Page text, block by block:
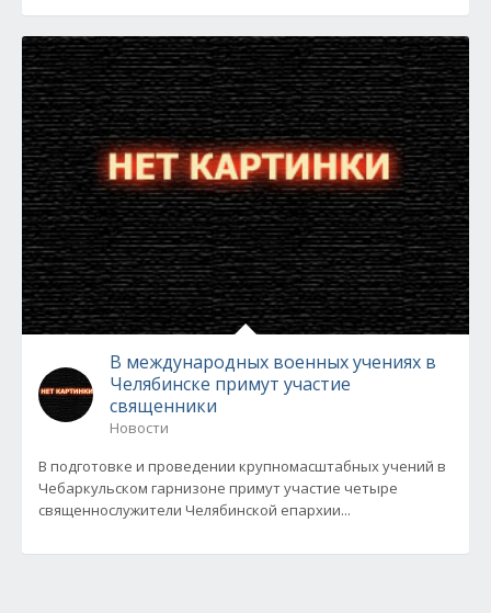
В международных военных учениях в
Челябинске примут участие
священники
Новости
В подготовке и проведении крупномасштабных учений в
Чебаркульском гарнизоне примут участие четыре
священнослужители Челябинской епархии...